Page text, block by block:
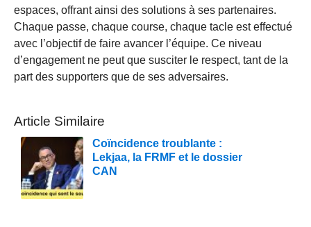
espaces, offrant ainsi des solutions à ses partenaires.
Chaque passe, chaque course, chaque tacle est effectué
avec l’objectif de faire avancer l’équipe. Ce niveau
d’engagement ne peut que susciter le respect, tant de la
part des supporters que de ses adversaires.
Article Similaire
Coïncidence troublante :
Lekjaa, la FRMF et le dossier
CAN